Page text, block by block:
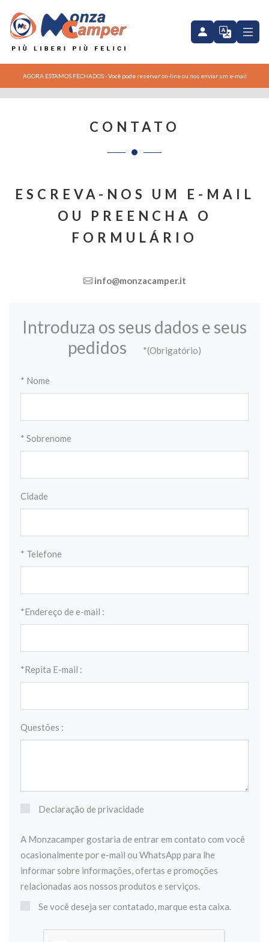
AGORA ESTAMOS FECHADOS - Você pode reservar on-line ou nos enviar um e-mail
CONTATO
ESCREVA-NOS UM E-MAIL
OU PREENCHA O
FORMULÁRIO
info@monzacamper.it
Introduza os seus dados e seus
pedidos
*(Obrigatório)
* Nome
* Sobrenome
Cidade
* Telefone
*Endereço de e-mail :
*Repita E-mail :
Questões :
Declaração de privacidade
A Monzacamper gostaria de entrar em contato com você
ocasionalmente por e-mail ou WhatsApp para lhe
informar sobre informações, ofertas e promoções
relacionadas aos nossos produtos e serviços.
Se você deseja ser contatado, marque esta caixa.